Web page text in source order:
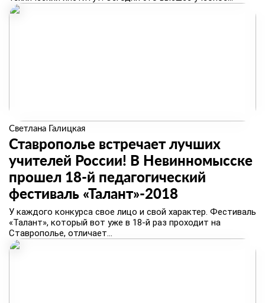
Светлана Галицкая
Ставрополье встречает лучших
учителей России! В Невинномысске
прошел 18‑й педагогический
фестиваль «Талант»-2018
​У каждого конкурса свое лицо и свой характер. Фестиваль
«Талант», который вот уже в 18‑й раз проходит на
Ставрополье, отличает...